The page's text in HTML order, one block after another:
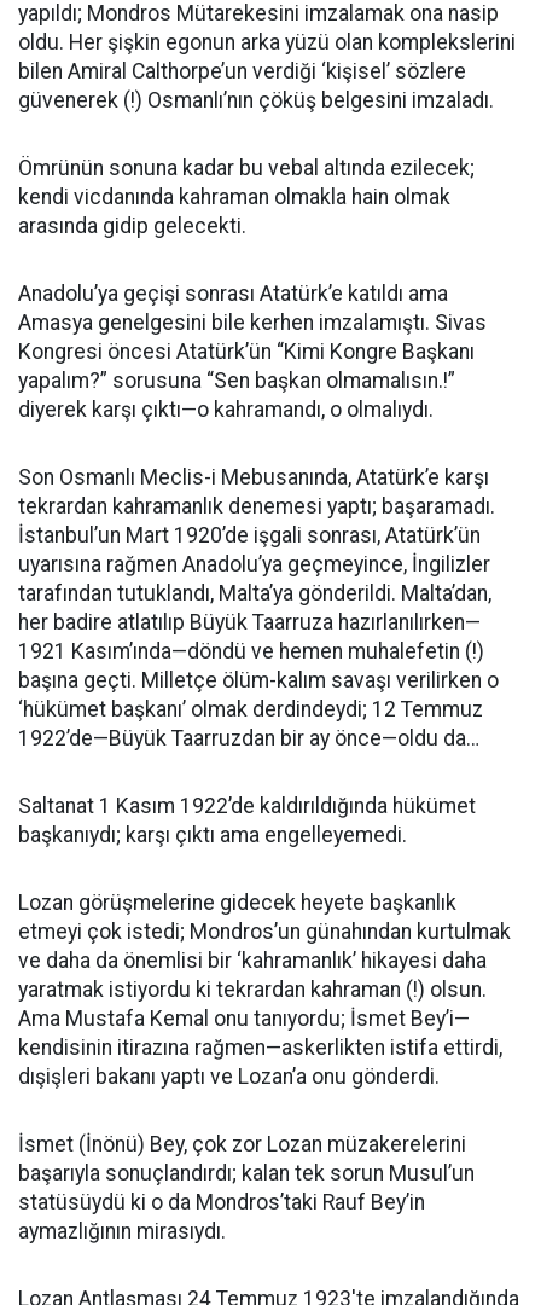
yapıldı; Mondros Mütarekesini imzalamak ona nasip
oldu. Her şişkin egonun arka yüzü olan komplekslerini
bilen Amiral Calthorpe’un verdiği ‘kişisel’ sözlere
güvenerek (!) Osmanlı’nın çöküş belgesini imzaladı.
Ömrünün sonuna kadar bu vebal altında ezilecek;
kendi vicdanında kahraman olmakla hain olmak
arasında gidip gelecekti.
Anadolu’ya geçişi sonrası Atatürk’e katıldı ama
Amasya genelgesini bile kerhen imzalamıştı. Sivas
Kongresi öncesi Atatürk’ün “Kimi Kongre Başkanı
yapalım?” sorusuna “Sen başkan olmamalısın.!”
diyerek karşı çıktı—o kahramandı, o olmalıydı.
Son Osmanlı Meclis-i Mebusanında, Atatürk’e karşı
tekrardan kahramanlık denemesi yaptı; başaramadı.
İstanbul’un Mart 1920’de işgali sonrası, Atatürk’ün
uyarısına rağmen Anadolu’ya geçmeyince, İngilizler
tarafından tutuklandı, Malta’ya gönderildi. Malta’dan,
her badire atlatılıp Büyük Taarruza hazırlanılırken—
1921 Kasım’ında—döndü ve hemen muhalefetin (!)
başına geçti. Milletçe ölüm-kalım savaşı verilirken o
‘hükümet başkanı’ olmak derdindeydi; 12 Temmuz
1922’de—Büyük Taarruzdan bir ay önce—oldu da…
Saltanat 1 Kasım 1922’de kaldırıldığında hükümet
başkanıydı; karşı çıktı ama engelleyemedi.
Lozan görüşmelerine gidecek heyete başkanlık
etmeyi çok istedi; Mondros’un günahından kurtulmak
ve daha da önemlisi bir ‘kahramanlık’ hikayesi daha
yaratmak istiyordu ki tekrardan kahraman (!) olsun.
Ama Mustafa Kemal onu tanıyordu; İsmet Bey’i—
kendisinin itirazına rağmen—askerlikten istifa ettirdi,
dışişleri bakanı yaptı ve Lozan’a onu gönderdi.
İsmet (İnönü) Bey, çok zor Lozan müzakerelerini
başarıyla sonuçlandırdı; kalan tek sorun Musul’un
statüsüydü ki o da Mondros’taki Rauf Bey’in
aymazlığının mirasıydı.
Lozan Antlaşması 24 Temmuz 1923'te imzalandığında